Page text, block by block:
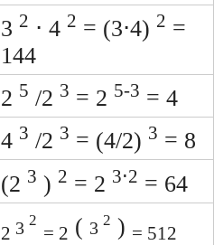
3 2 ⋅ 4 2 = (3⋅4) 2 =
144
2 5 /2 3 = 2 5-3 = 4
4 3 /2 3 = (4/2) 3 = 8
(2 3 ) 2 = 2 3⋅2 = 64
2 3 2
= 2 ( 3 2 ) = 512